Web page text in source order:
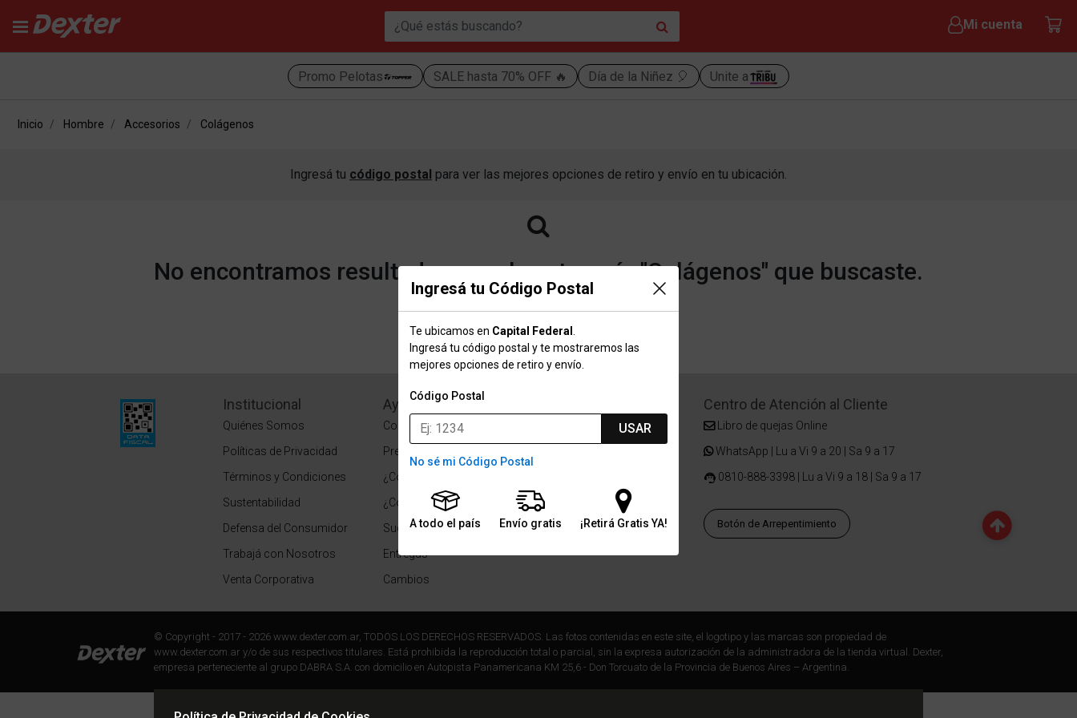
Mi cuenta
Promo Pelotas SALE hasta 70% OFF 🔥 Día de la Niñez 🎈 Unite a
Ingresá tu Código Postal
Te ubicamos en Capital Federal
Ingresá tu código postal y te mostraremos las
mejores opciones de retiro y envío.
Código Postal
USAR
No sé mi Código Postal
A todo el país Envío gratis ¡Retirá Gratis YA!
Inicio Hombre Accesorios Colágenos
Ingresá tu código postal para ver las mejores opciones de retiro y envío en tu ubicación.
No encontramos resultados para la categoría "Colágenos" que buscaste.
Volver a la página de inicio
Institucional
Quiénes Somos
Políticas de Privacidad
Términos y Condiciones
Sustentabilidad
Defensa del Consumidor
Trabajá con Nosotros
Venta Corporativa
Ayuda
Condiciones de pago
Preguntas Frecuentes
¿Cómo comprar?
¿Cómo medir tu talle?
Sucursales
Entregas
Cambios
Centro de Atención al Cliente
Libro de quejas Online
WhatsApp | Lu a Vi 9 a 20 | Sa 9 a 17
0810-888-3398 | Lu a Vi 9 a 18 | Sa 9 a 17
Botón de Arrepentimiento
© Copyright - 2017 - 2026 www.dexter.com.ar, TODOS LOS DERECHOS RESERVADOS. Las fotos contenidas en este site, el logotipo y las marcas son propiedad de
www.dexter.com.ar y/o de sus respectivos titulares. Está prohibida la reproducción total o parcial, sin la expresa autorización de la administradora de la tienda virtual. Dexter,
empresa perteneciente al grupo DABRA S.A. con domicilio en Autopista Panamericana KM 25,6 - Don Torcuato de la Provincia de Buenos Aires – Argentina.